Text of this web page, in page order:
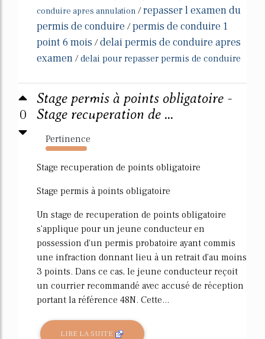
conduire apres annulation /repasser l examen du
permis de conduire /permis de conduire 1
point 6 mois /delai permis de conduire apres
examen /delai pour repasser permis de conduire
0
Stage permis à points obligatoire -
Stage recuperation de ...
Pertinence
6031%
Stage recuperation de points obligatoire
Stage permis à points obligatoire
Un stage de recuperation de points obligatoire
s'applique pour un jeune conducteur en
possession d'un permis probatoire ayant commis
une infraction donnant lieu à un retrait d'au moins
3 points. Dans ce cas, le jeune conducteur reçoit
un courrier recommandé avec accusé de réception
portant la référence 48N. Cette...
LIRE LA SUITE